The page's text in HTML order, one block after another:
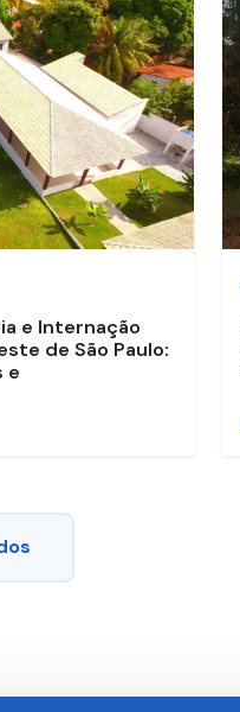
e Internação
de São Paulo:
e